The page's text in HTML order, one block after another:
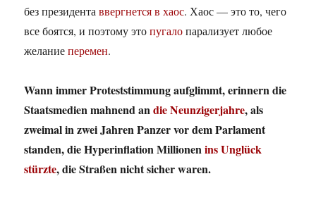
без президентаввергнется в хаос. Хаос — это то, чего
все боятся, и поэтому этопугалопарализует любое
желаниеперемен.
Wann immer Proteststimmung aufglimmt, erinnern die
Staatsmedien mahnend andie Neunzigerjahre, als
zweimal in zwei Jahren Panzer vor dem Parlament
standen, die Hyperinflation Millionenins Unglück
stürzte, die Straßen nicht sicher waren.